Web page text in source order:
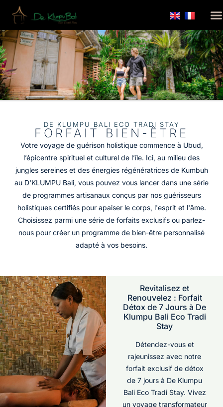
DE KLUMPU BALI ECO TRADI STAY
FORFAIT BIEN-ÊTRE
Votre voyage de guérison holistique commence à Ubud,
l’épicentre spirituel et culturel de l’île. Ici, au milieu des
jungles sereines et des énergies régénératrices de Kumbuh
au D'KLUMPU Bali, vous pouvez vous lancer dans une série
de programmes artisanaux conçus par nos guérisseurs
holistiques certifiés pour apaiser le corps, l'esprit et l'âme.
Choisissez parmi une série de forfaits exclusifs ou parlez-
nous pour créer un programme de bien-être personnalisé
adapté à vos besoins.
Revitalisez et
Renouvelez : Forfait
Détox de 7 Jours à De
Klumpu Bali Eco Tradi
Stay
Détendez-vous et
rajeunissez avec notre
forfait exclusif de détox
de 7 jours à De Klumpu
Bali Eco Tradi Stay. Vivez
un voyage transformateur